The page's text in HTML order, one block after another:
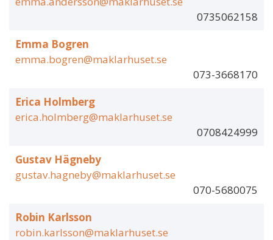
0735062158
Emma Bogren
emma.bogren@maklarhuset.se
073-3668170
Erica Holmberg
erica.holmberg@maklarhuset.se
0708424999
Gustav Hägneby
gustav.hagneby@maklarhuset.se
070-5680075
Robin Karlsson
robin.karlsson@maklarhuset.se